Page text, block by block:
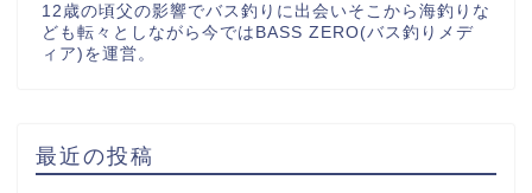
12歳の頃父の影響でバス釣りに出会いそこから海釣りな
ども転々としながら今ではBASS ZERO(バス釣りメデ
ィア)を運営。
最近の投稿